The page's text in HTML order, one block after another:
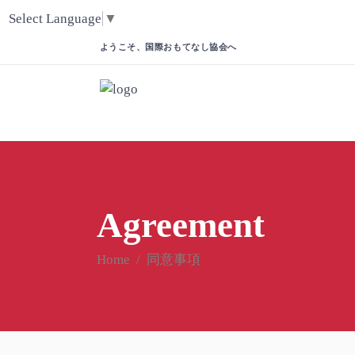
Select Language ▼
ようこそ、国際おもてなし協会へ
Agreement
Home / 同意事項